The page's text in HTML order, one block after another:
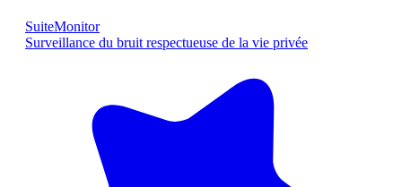
SuiteMonitor
Surveillance du bruit respectueuse de la vie privée